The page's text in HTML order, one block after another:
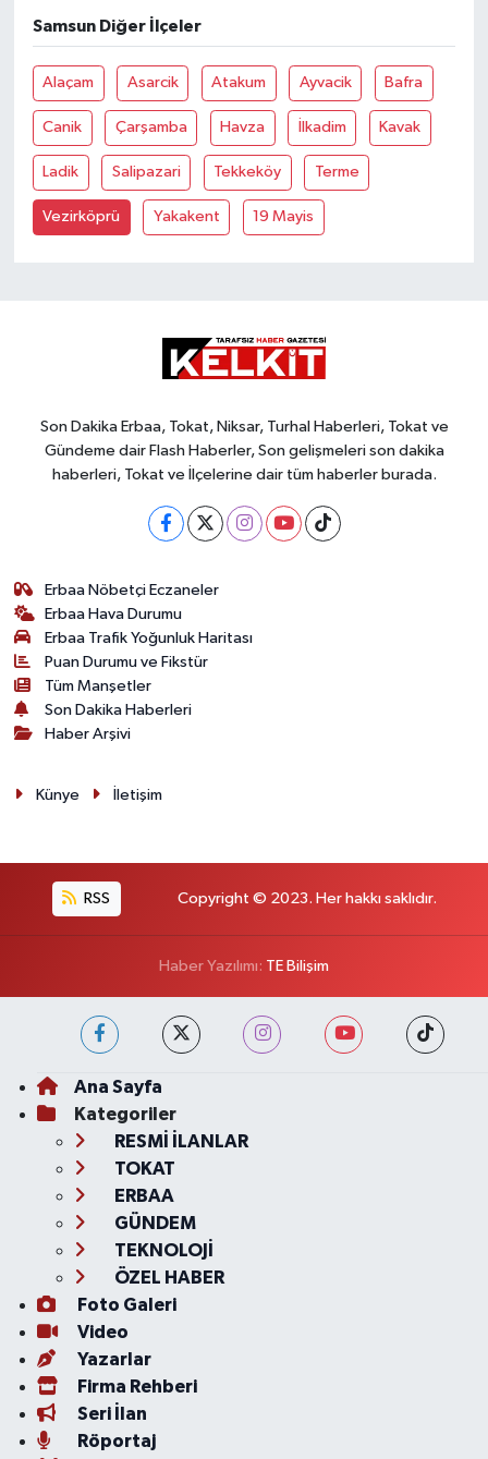
Samsun Diğer İlçeler
Alaçam Asarcik Atakum Ayvacik Bafra
Canik Çarşamba Havza İlkadim Kavak
Ladik Salipazari Tekkeköy Terme
Vezirköprü Yakakent 19 Mayis
Son Dakika Erbaa, Tokat, Niksar, Turhal Haberleri, Tokat ve
Gündeme dair Flash Haberler, Son gelişmeleri son dakika
haberleri, Tokat ve İlçelerine dair tüm haberler burada.
Erbaa Nöbetçi Eczaneler
Erbaa Hava Durumu
Erbaa Trafik Yoğunluk Haritası
Puan Durumu ve Fikstür
Tüm Manşetler
Son Dakika Haberleri
Haber Arşivi
Künye İletişim
RSS Copyright © 2023. Her hakkı saklıdır.
Haber Yazılımı: TE Bilişim
Ana Sayfa
Kategoriler
RESMİ İLANLAR
TOKAT
ERBAA
GÜNDEM
TEKNOLOJİ
ÖZEL HABER
Foto Galeri
Video
Yazarlar
Firma Rehberi
Seri İlan
Röportaj